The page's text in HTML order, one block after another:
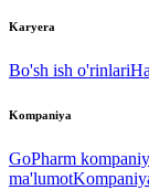
Karyera
Bo'sh ish o'rinlari
Kompaniya
GoPharm
ma'lumot